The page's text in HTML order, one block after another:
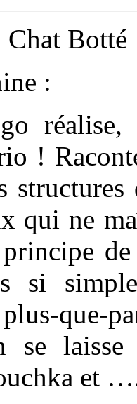
Botté
:
!
qui ne
si
que-
laisse
et